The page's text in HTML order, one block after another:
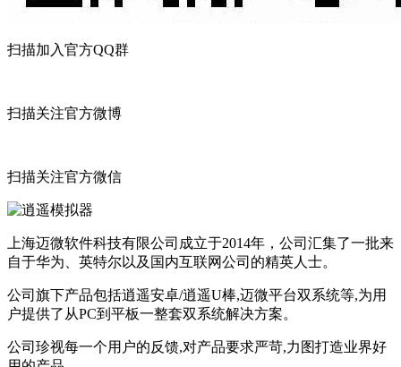
扫描加入官方QQ群
扫描关注官方微博
扫描关注官方微信
上海迈微软件科技有限公司成立于2014年，公司汇集了一批来
自于华为、英特尔以及国内互联网公司的精英人士。
公司旗下产品包括逍遥安卓/逍遥U棒,迈微平台双系统等,为用
户提供了从PC到平板一整套双系统解决方案。
公司珍视每一个用户的反馈,对产品要求严苛,力图打造业界好